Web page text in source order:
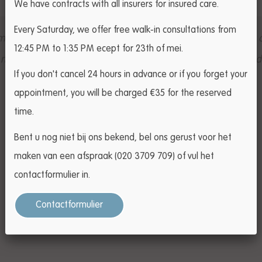
en opnieuw laten kennis maken met een oude liefde:
We have contracts with all insurers for insured care.
Every Saturday, we offer free walk-in consultations from
12:45 PM to 1:35 PM ecept for 23th of mei.
If you don't cancel 24 hours in advance or if you forget your
appointment, you will be charged €35 for the reserved
time.
Bent u nog niet bij ons bekend, bel ons gerust voor het
maken van een afspraak (020 3709 709) of vul het
contactformulier in.
Contactformulier